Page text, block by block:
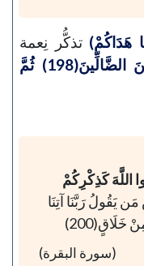
هَدَاكُمْ)تذكُّر نِعمة
(وَإِن كُنتُم مِّن قَبْلِهِ لَمِنَ الضَّالِّينَ(198) ثُمَّ
اللَّهَ كَذِكْرِكُمْ
يَقُولُ رَبَّنَا آتِنَا
(سورة البقرة)